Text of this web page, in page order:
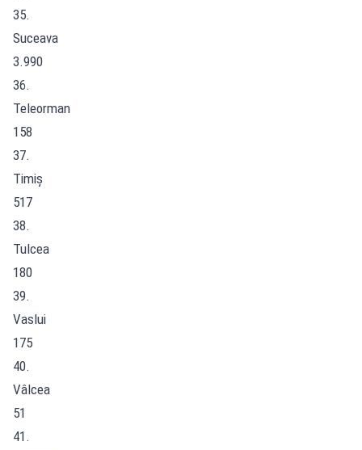
35.
Suceava
3.990
36.
Teleorman
158
37.
Timiș
517
38.
Tulcea
180
39.
Vaslui
175
40.
Vâlcea
51
41.